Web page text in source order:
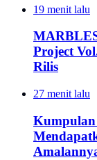
19 menit lalu
Project
Rilis
27 menit lalu